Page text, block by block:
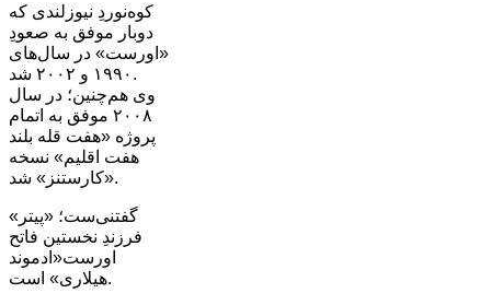
کوه‌نوردِ نیوزلندی که
دوبار موفق به صعودِ
«اورست» در سال‌های
۱۹۹۰ و ۲۰۰۲ شد.
وی هم‌چنین؛ در سال
۲۰۰۸ موفق به اتمام
پروژه «هفت قله بلند
هفت اقلیم» نسخه
«کارستنز» شد.
گفتنی‌ست؛ «پیتر»
فرزندِ نخستین فاتح
اورست‌«ادموند
هیلاری» است.